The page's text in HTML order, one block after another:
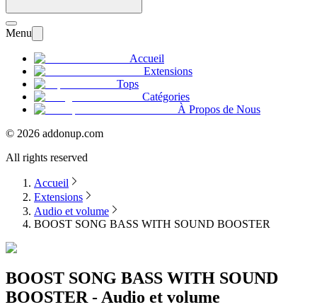
Menu
Accueil
Extensions
Tops
Catégories
À Propos de Nous
© 2026 addonup.com
All rights reserved
Accueil
Extensions
Audio et volume
BOOST SONG BASS WITH SOUND BOOSTER
BOOST SONG BASS WITH SOUND
BOOSTER - Audio et volume